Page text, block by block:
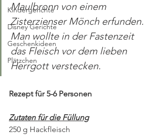
Kindergerichte
Disney Gerichte
Geschenkideen
Plätzchen
Maulbronn von einem
Zisterzienser Mönch erfunden.
Man wollte in der Fastenzeit
das Fleisch vor dem lieben
Herrgott verstecken.
Rezept für 5-6 Personen
Zutaten für die Füllung
250 g Hackfleisch